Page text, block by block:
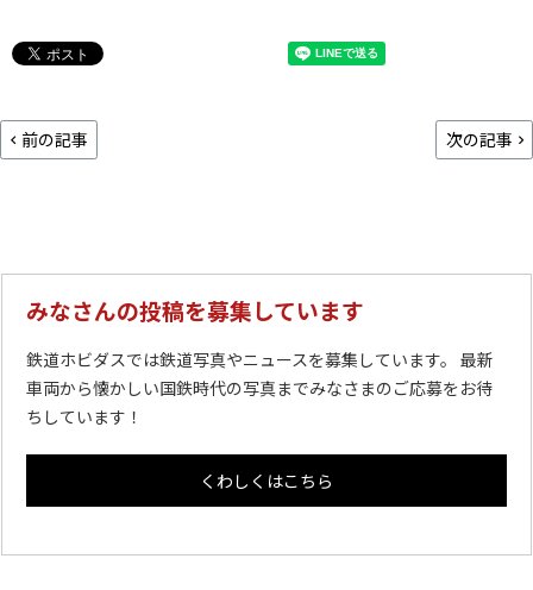
前の記事 次の記事
みなさんの投稿を募集しています
鉄道ホビダスでは鉄道写真やニュースを募集しています。 最新
車両から懐かしい国鉄時代の写真までみなさまのご応募をお待
ちしています！
くわしくはこちら